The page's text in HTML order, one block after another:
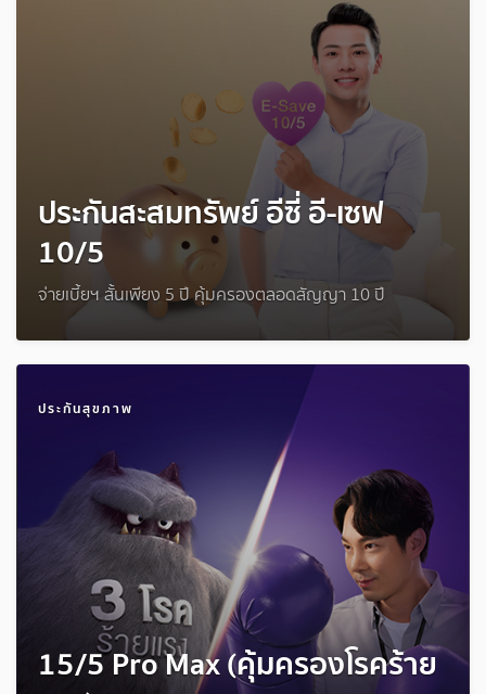
ประกันสะสมทรัพย์ อีซี่ อี-เซฟ
10/5
จ่ายเบี้ยฯ สั้นเพียง 5 ปี คุ้มครองตลอดสัญญา 10 ปี
ประกันสุขภาพ
15/5 Pro Max (คุ้มครองโรคร้าย